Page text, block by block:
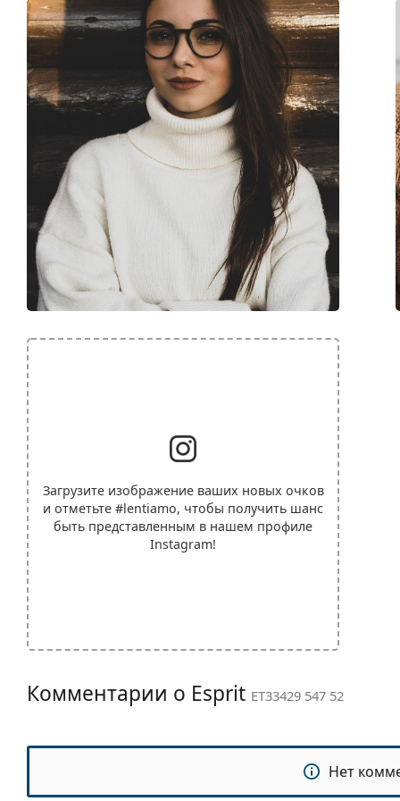
Загрузите изображение ваших новых очков
и отметьте #lentiamo, чтобы получить шанс
быть представленным в нашем профиле
Instagram!
Комментарии о Esprit ET33429 547 52
Нет